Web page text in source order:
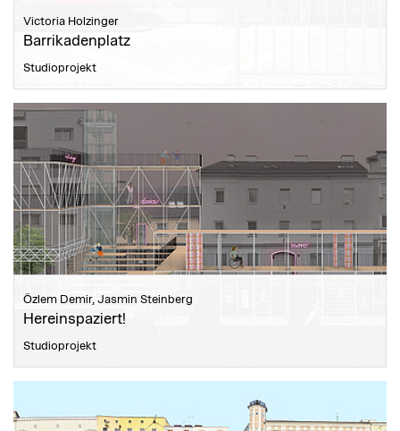
Victoria Holzinger
Barrikadenplatz
Studioprojekt
Özlem Demir, Jasmin Steinberg
Hereinspaziert!
Studioprojekt